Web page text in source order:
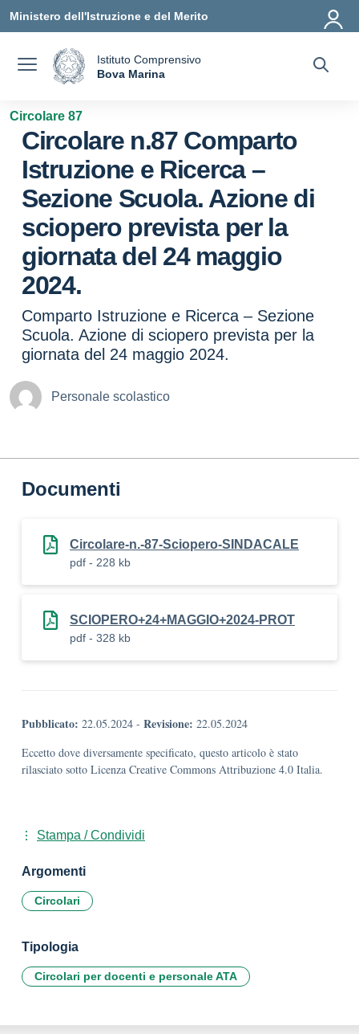
Ministero dell'Istruzione e del Merito
Istituto Comprensivo
Bova Marina
Circolare 87
Circolare n.87 Comparto
Istruzione e Ricerca –
Sezione Scuola. Azione di
sciopero prevista per la
giornata del 24 maggio
2024.
Comparto Istruzione e Ricerca – Sezione
Scuola. Azione di sciopero prevista per la
giornata del 24 maggio 2024.
Personale scolastico
Documenti
Circolare-n.-87-Sciopero-SINDACALE
pdf - 228 kb
SCIOPERO+24+MAGGIO+2024-PROT
pdf - 328 kb
Pubblicato: 22.05.2024 - Revisione: 22.05.2024
Eccetto dove diversamente specificato, questo articolo è stato
rilasciato sotto Licenza Creative Commons Attribuzione 4.0 Italia.
Stampa / Condividi
Argomenti
Circolari
Tipologia
Circolari per docenti e personale ATA